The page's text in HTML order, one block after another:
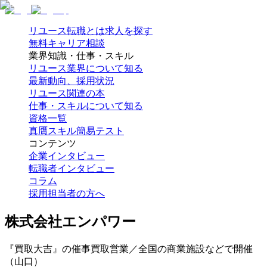
リユース転職とは求人を探す
無料キャリア相談
業界知識・仕事・スキル
リユース業界について知る
最新動向、採用状況
リユース関連の本
仕事・スキルについて知る
資格一覧
真贋スキル簡易テスト
コンテンツ
企業インタビュー
転職者インタビュー
コラム
採用担当者の方へ
株式会社エンパワー
『買取大吉』の催事買取営業／全国の商業施設などで開催
（山口）